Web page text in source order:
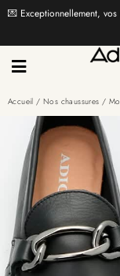
💌 Exceptionnellement,
Accueil /Nos chaussures /